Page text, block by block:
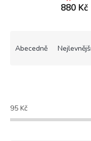
880 Kč
p
r
o
Abecedně
95 Kč